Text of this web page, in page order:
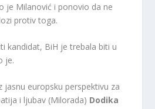
je Milanović i ponovio da ne
protiv toga.
kandidat, BiH je trebala biti u
je.
jasnu europsku perspektivu za
i ljubav (Milorada) Dodika